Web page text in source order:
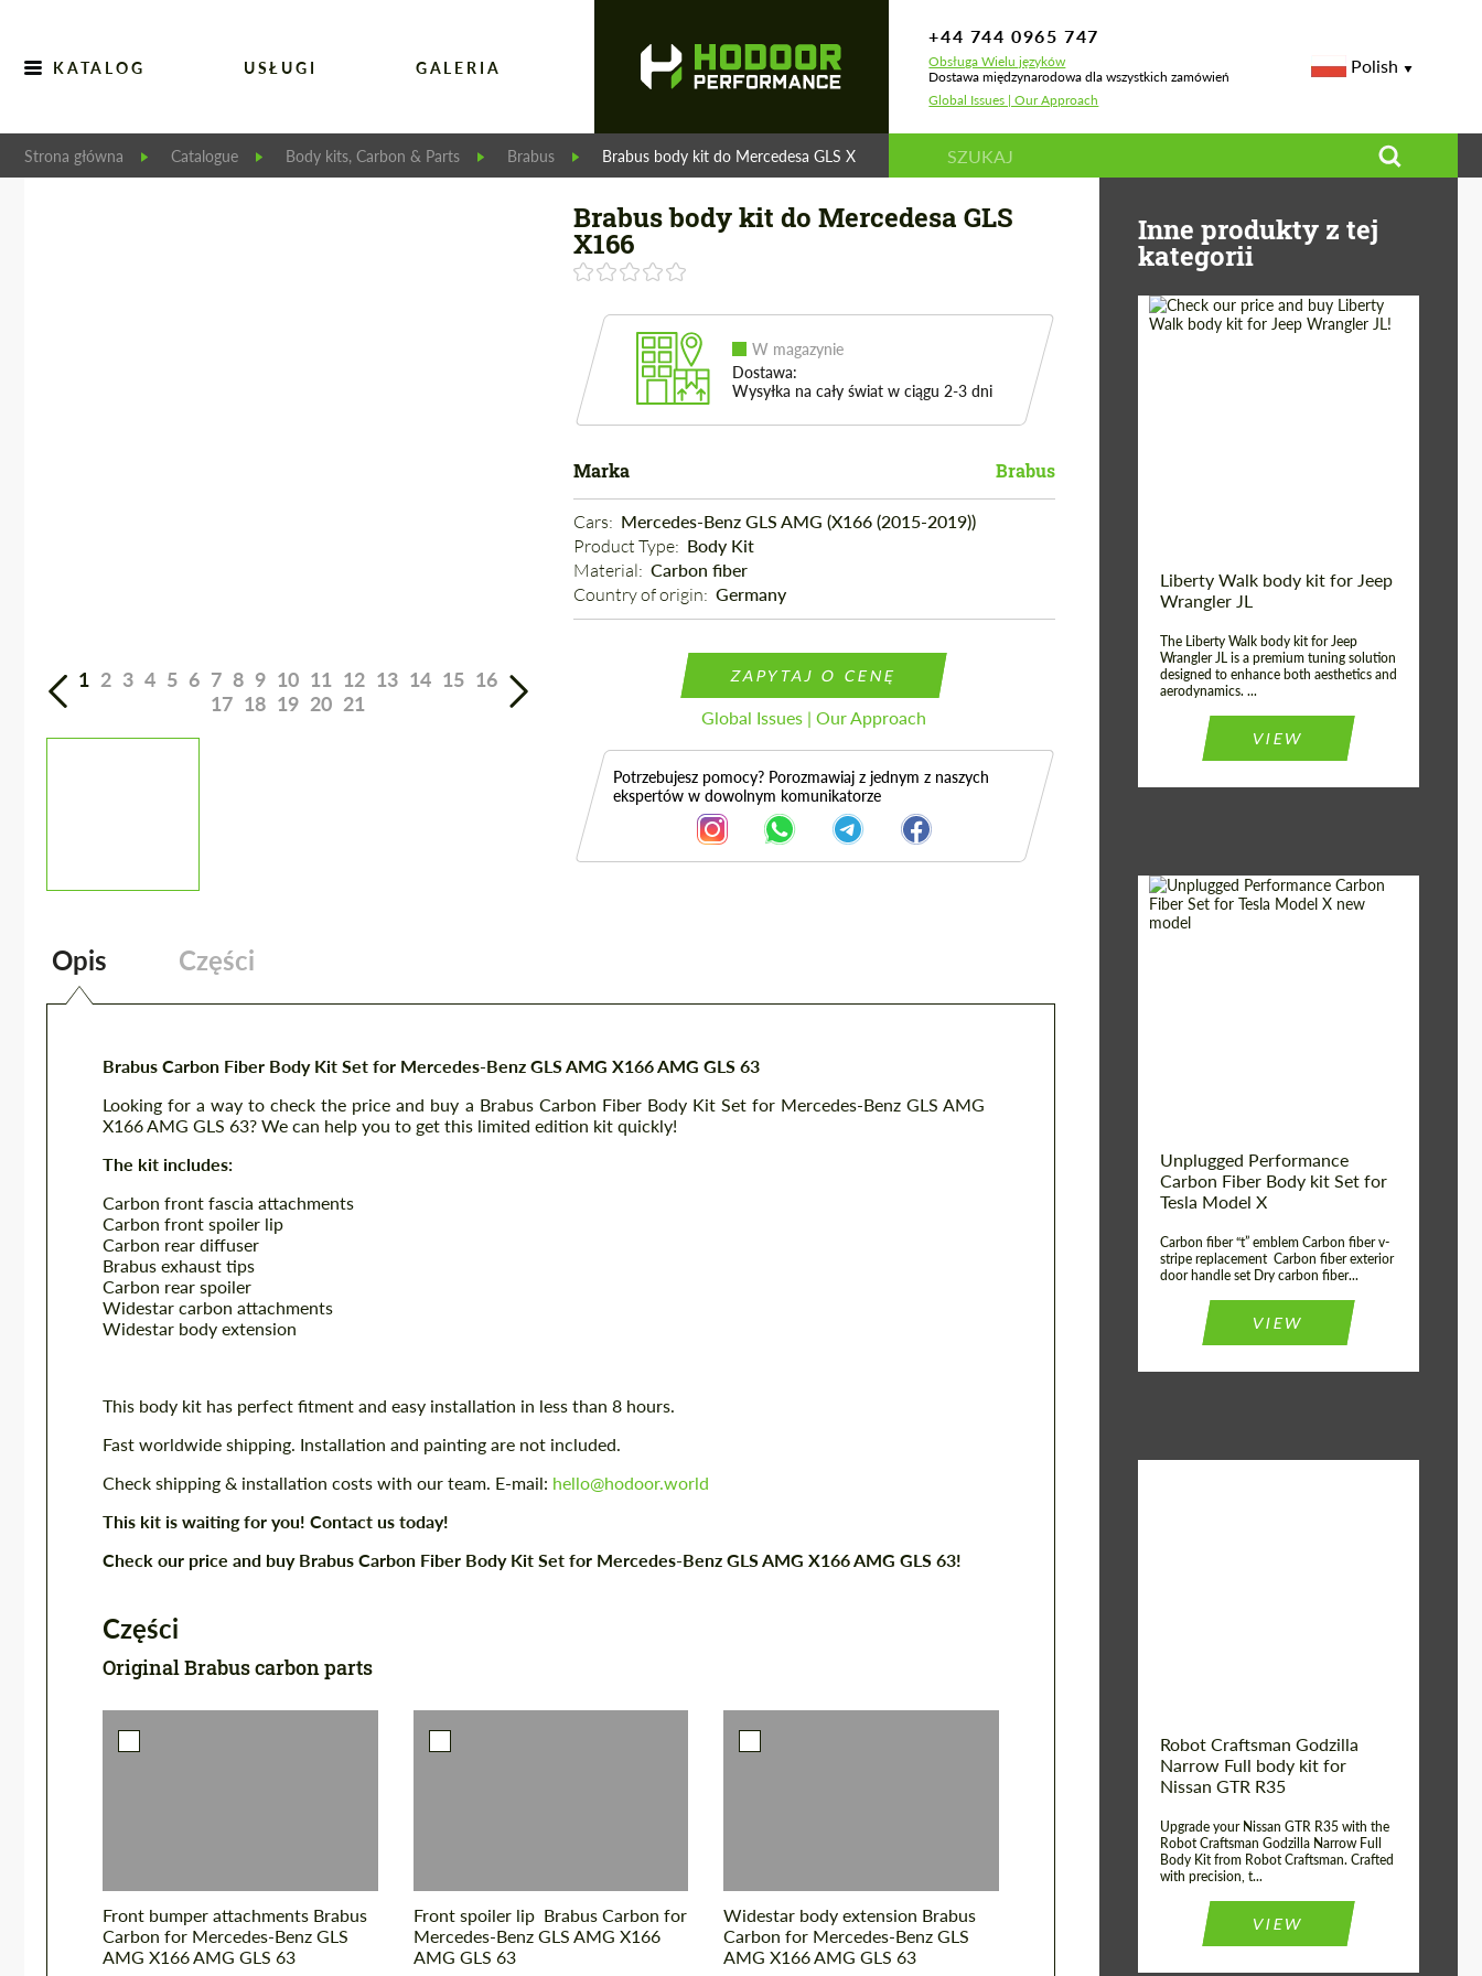
KATALOG USŁUGI GALERIA
+44 744 0965 747
Obsługa Wielu języków
Dostawa międzynarodowa dla wszystkich zamówień
Global Issues | Our Approach
Polish
Strona główna Catalogue Body kits, Carbon & Parts Brabus Brabus body kit do Mercedesa GLS X166
1 2 3 4 5 6 7 8 9 10 11 12 13 14 15 16
17 18 19 20 21
Brabus body kit do Mercedesa GLS
X166
W magazynie
Dostawa:
Wysyłka na cały świat w ciągu 2-3 dni
Marka Brabus
Cars: Mercedes-Benz GLS AMG (X166 (2015-2019))
Product Type: Body Kit
Material: Carbon fiber
Country of origin: Germany
ZAPYTAJ O CENĘ
Global Issues | Our Approach
Potrzebujesz pomocy? Porozmawiaj z jednym z naszych
ekspertów w dowolnym komunikatorze
Opis Części
Brabus Carbon Fiber Body Kit Set for Mercedes-Benz GLS AMG X166 AMG GLS 63
Looking for a way to check the price and buy a Brabus Carbon Fiber Body Kit Set for Mercedes-Benz GLS AMG
X166 AMG GLS 63? We can help you to get this limited edition kit quickly!
The kit includes:
Carbon front fascia attachments
Carbon front spoiler lip
Carbon rear diffuser
Brabus exhaust tips
Carbon rear spoiler
Widestar carbon attachments
Widestar body extension
This body kit has perfect fitment and easy installation in less than 8 hours.
Fast worldwide shipping. Installation and painting are not included.
Check shipping & installation costs with our team. E-mail: hello@hodoor.world
This kit is waiting for you! Contact us today!
Check our price and buy Brabus Carbon Fiber Body Kit Set for Mercedes-Benz GLS AMG X166 AMG GLS 63!
Części
Original Brabus carbon parts
Front bumper attachments Brabus
Carbon for Mercedes-Benz GLS
AMG X166 AMG GLS 63
Front spoiler lip Brabus Carbon for
Mercedes-Benz GLS AMG X166
AMG GLS 63
Widestar body extension Brabus
Carbon for Mercedes-Benz GLS
AMG X166 AMG GLS 63
Inne produkty z tej
kategorii
Liberty Walk body kit for Jeep
Wrangler JL
The Liberty Walk body kit for Jeep
Wrangler JL is a premium tuning solution
designed to enhance both aesthetics and
aerodynamics. ...
VIEW
Unplugged Performance
Carbon Fiber Body kit Set for
Tesla Model X
Carbon fiber “t” emblem Carbon fiber v-
stripe replacement Carbon fiber exterior
door handle set Dry carbon fiber...
VIEW
Robot Craftsman Godzilla
Narrow Full body kit for
Nissan GTR R35
Upgrade your Nissan GTR R35 with the
Robot Craftsman Godzilla Narrow Full
Body Kit from Robot Craftsman. Crafted
with precision, t...
VIEW